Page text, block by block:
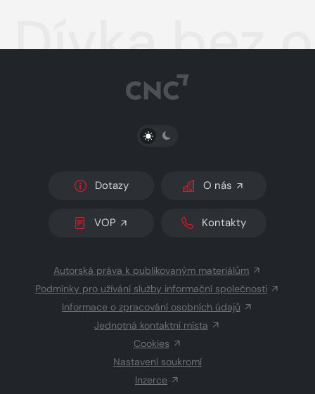
Dívka bez
PŘEPNOUT SVĚTLÝ/TMAVÝ REŽIM
Dotazy O nás
VOP Kontakty
Autorská práva k publikovaným materiálům
Podmínky pro užívání služby informační společnosti
Informace o zpracování osobních údajů
Jednotná kontaktní místa
Cookies
Nastavení soukromí
Inzerce